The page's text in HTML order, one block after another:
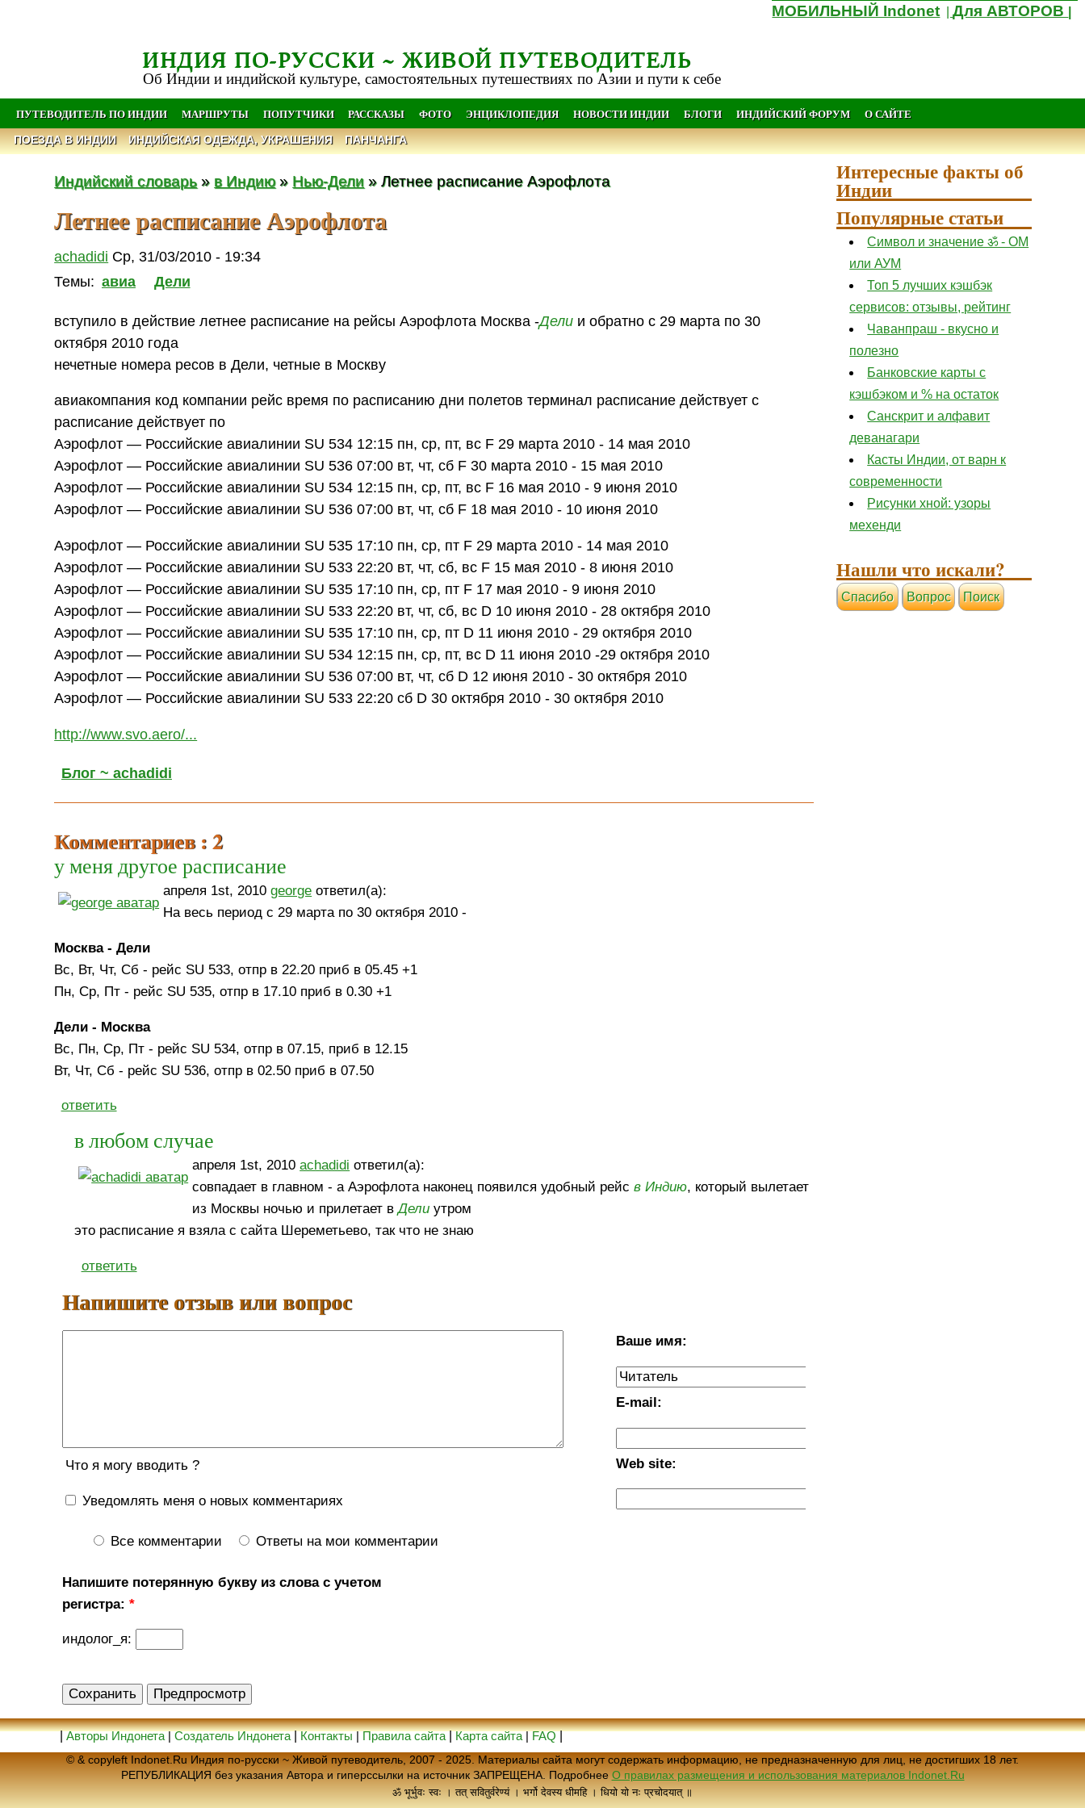
МОБИЛЬНЫЙ Indonet |Для АВТОРОВ
ИНДИЯ ПО-РУССКИ ~ ЖИВОЙ ПУТЕВОДИТЕЛЬ
Об Индии и индийской культуре, самостоятельных путешествиях по Азии и пути к себе
ПУТЕВОДИТЕЛЬ ПО ИНДИИ МАРШРУТЫ ПОПУТЧИКИ РАССКАЗЫ ФОТО ЭНЦИКЛОПЕДИЯ НОВОСТИ ИНДИИ БЛОГИ ИНДИЙСКИЙ ФОРУМ О САЙТЕ
ПОЕЗДА В ИНДИИ ИНДИЙСКАЯ ОДЕЖДА, УКРАШЕНИЯ ПАНЧАНГА
Индийский словарь» в Индию» Нью-Дели » Летнее расписание Аэрофлота
Летнее расписание Аэрофлота
achadidi Ср, 31/03/2010 - 19:34
Темы: авиа Дели
вступило в действие летнее расписание на рейсы Аэрофлота Москва -Дели и обратно с 29 марта по 30
октября 2010 года
нечетные номера ресов в Дели, четные в Москву
авиакомпания код компании рейс время по расписанию дни полетов терминал расписание действует с
расписание действует по
Аэрофлот — Российские авиалинии SU 534 12:15 пн, ср, пт, вс F 29 марта 2010 - 14 мая 2010
Аэрофлот — Российские авиалинии SU 536 07:00 вт, чт, сб F 30 марта 2010 - 15 мая 2010
Аэрофлот — Российские авиалинии SU 534 12:15 пн, ср, пт, вс F 16 мая 2010 - 9 июня 2010
Аэрофлот — Российские авиалинии SU 536 07:00 вт, чт, сб F 18 мая 2010 - 10 июня 2010
Аэрофлот — Российские авиалинии SU 535 17:10 пн, ср, пт F 29 марта 2010 - 14 мая 2010
Аэрофлот — Российские авиалинии SU 533 22:20 вт, чт, сб, вс F 15 мая 2010 - 8 июня 2010
Аэрофлот — Российские авиалинии SU 535 17:10 пн, ср, пт F 17 мая 2010 - 9 июня 2010
Аэрофлот — Российские авиалинии SU 533 22:20 вт, чт, сб, вс D 10 июня 2010 - 28 октября 2010
Аэрофлот — Российские авиалинии SU 535 17:10 пн, ср, пт D 11 июня 2010 - 29 октября 2010
Аэрофлот — Российские авиалинии SU 534 12:15 пн, ср, пт, вс D 11 июня 2010 -29 октября 2010
Аэрофлот — Российские авиалинии SU 536 07:00 вт, чт, сб D 12 июня 2010 - 30 октября 2010
Аэрофлот — Российские авиалинии SU 533 22:20 сб D 30 октября 2010 - 30 октября 2010
http://www.svo.aero/...
Блог ~ achadidi
Комментариев : 2
у меня другое расписание
апреля 1st, 2010george ответил(а):
На весь период с 29 марта по 30 октября 2010 -
Москва - Дели
Вс, Вт, Чт, Сб - рейс SU 533, отпр в 22.20 приб в 05.45 +1
Пн, Ср, Пт - рейс SU 535, отпр в 17.10 приб в 0.30 +1
Дели - Москва
Вс, Пн, Ср, Пт - рейс SU 534, отпр в 07.15, приб в 12.15
Вт, Чт, Сб - рейс SU 536, отпр в 02.50 приб в 07.50
ответить
в любом случае
апреля 1st, 2010achadidi ответил(а):
совпадает в главном - а Аэрофлота наконец появился удобный рейсв Индию, который вылетает
из Москвы ночью и прилетает вДели утром
это расписание я взяла с сайта Шереметьево, так что не знаю
ответить
Напишите отзыв или вопрос
Ваше имя:
E-mail:
Web site:
Что я могу вводить ?
Уведомлять меня о новых комментариях
Все комментарии Ответы на мои комментарии
Напишите потерянную букву из слова с учетом
регистра:*
индолог_я:
Интересные факты об
Индии
Популярные статьи
Символ и значение ॐ - ОМ
или АУМ
Топ 5 лучших кэшбэк
сервисов: отзывы, рейтинг
Чаванпраш - вкусно и
полезно
Банковские карты с
кэшбэком и % на остаток
Санскрит и алфавит
деванагари
Касты Индии, от варн к
современности
Рисунки хной: узоры
мехенди
Нашли что искали?
Cпасибо Вопрос Поиск
|Авторы Индонета|Создатель Индонета|Контакты|Правила сайта|Карта сайта|FAQ|
© & copyleft Indonet.Ru Индия по-русски ~ Живой путеводитель, 2007 - 2025. Материалы сайта могут содержать информацию, не предназначенную для лиц, не достигших 18 лет.
РЕПУБЛИКАЦИЯ без указания Автора и гиперссылки на источник ЗАПРЕЩЕНА. Подробнее О правилах размещения и использования материалов Indonet.Ru
ॐ भूर्भुवः स्वः । तत् सवितुर्वरेण्यं । भर्गो देवस्य धीमहि । धियो यो नः प्रचोदयात् ॥